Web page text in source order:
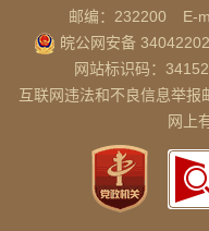
邮编：232200
E-
皖公网安备
网站标识码：
互联网违法和不良信息举报
网上